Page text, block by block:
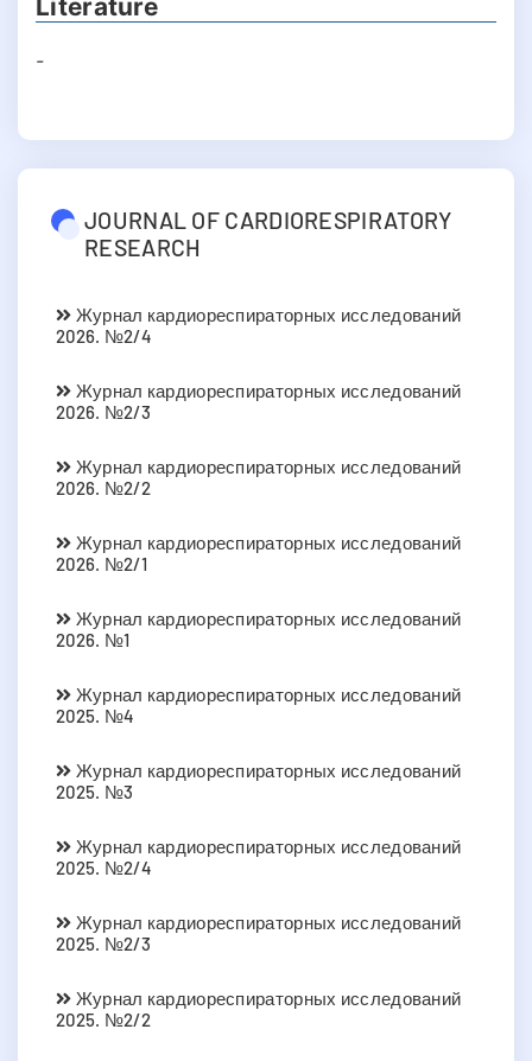
Literature
-
JOURNAL OF CARDIORESPIRATORY
RESEARCH
Журнал кардиореспираторных исследований
2026. №2/4
Журнал кардиореспираторных исследований
2026. №2/3
Журнал кардиореспираторных исследований
2026. №2/2
Журнал кардиореспираторных исследований
2026. №2/1
Журнал кардиореспираторных исследований
2026. №1
Журнал кардиореспираторных исследований
2025. №4
Журнал кардиореспираторных исследований
2025. №3
Журнал кардиореспираторных исследований
2025. №2/4
Журнал кардиореспираторных исследований
2025. №2/3
Журнал кардиореспираторных исследований
2025. №2/2